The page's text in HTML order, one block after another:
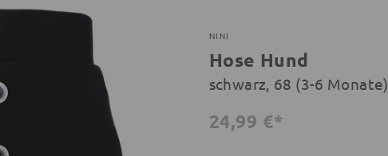
NINI
Hose Hund
schwarz, 68 (3-6 Monate)
24,99 €*